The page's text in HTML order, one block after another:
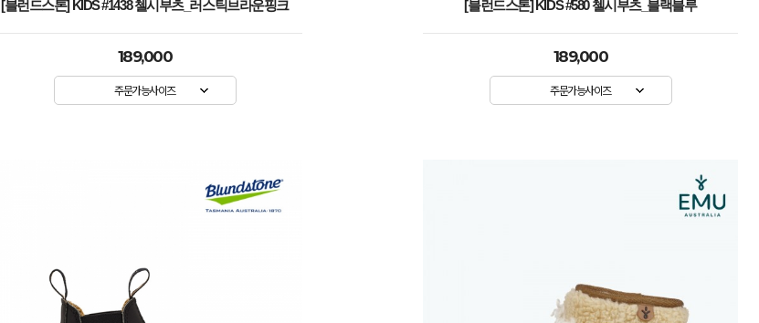
[블런드스톤] KIDS #1438 첼시부츠_러스틱브라운핑크
189,000
주문가능사이즈
[블런드스톤] KIDS #580 첼시부츠_블랙블루
189,000
주문가능사이즈